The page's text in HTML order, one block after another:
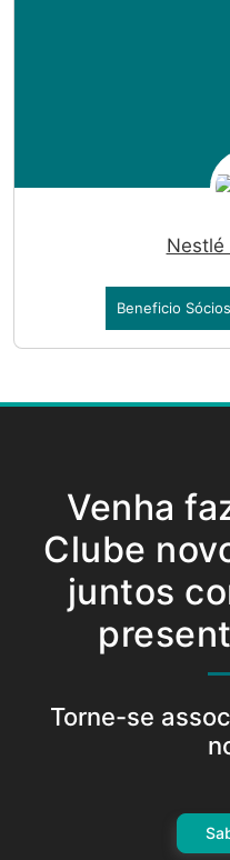
Nestlé
Beneficio Sócios
Venha
Clube
juntos
Torne-se